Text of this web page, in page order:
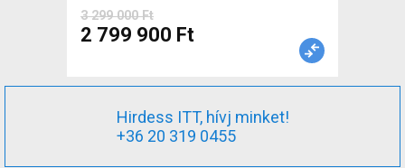
3 299 000 Ft
2 799 900 Ft
Hirdess ITT, hívj minket!
+36 20 319 0455